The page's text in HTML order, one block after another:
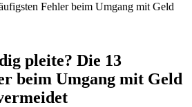
pleite? Die 13
beim Umgang mit Geld